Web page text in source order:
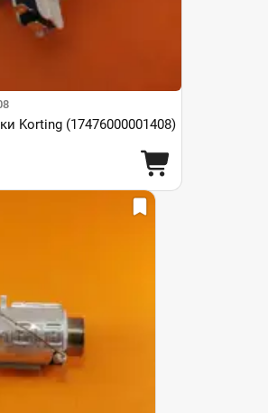
Korting (17476000001408)